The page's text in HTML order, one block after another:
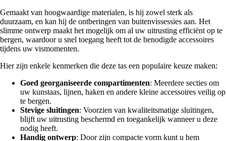
Gemaakt van hoogwaardige materialen, is hij zowel sterk als
duurzaam, en kan hij de ontberingen van buitenvissessies aan. Het
slimme ontwerp maakt het mogelijk om al uw uitrusting efficiënt op te
bergen, waardoor u snel toegang heeft tot de benodigde accessoires
tijdens uw vismomenten.
Hier zijn enkele kenmerken die deze tas een populaire keuze maken:
Goed georganiseerde compartimenten: Meerdere secties om
uw kunstaas, lijnen, haken en andere kleine accessoires veilig op
te bergen.
Stevige sluitingen: Voorzien van kwaliteitsmatige sluitingen,
blijft uw uitrusting beschermd en toegankelijk wanneer u deze
nodig heeft.
Handig ontwerp: Door zijn compacte vorm kunt u hem